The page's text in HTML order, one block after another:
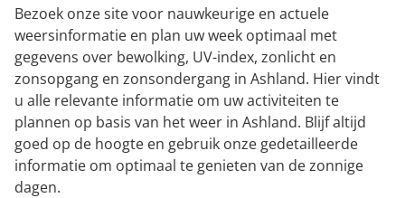
Bezoek onze site voor nauwkeurige en actuele
weersinformatie en plan uw week optimaal met
gegevens over bewolking, UV-index, zonlicht en
zonsopgang en zonsondergang in Ashland. Hier vindt
u alle relevante informatie om uw activiteiten te
plannen op basis van het weer in Ashland. Blijf altijd
goed op de hoogte en gebruik onze gedetailleerde
informatie om optimaal te genieten van de zonnige
dagen.